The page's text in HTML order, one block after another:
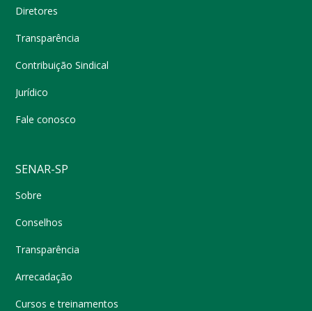
Diretores
Transparência
Contribuição Sindical
Jurídico
Fale conosco
SENAR-SP
Sobre
Conselhos
Transparência
Arrecadação
Cursos e treinamentos